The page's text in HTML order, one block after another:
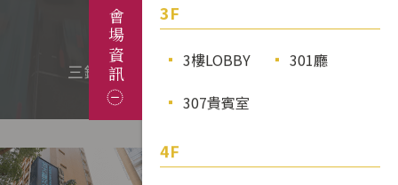
會場資訊 3F
3樓LOBBY
301廳
307貴賓室
4F
台北市中正區徐州路2號
位於台北市核心區域，
三鐵共構、機場捷運及多線公車等